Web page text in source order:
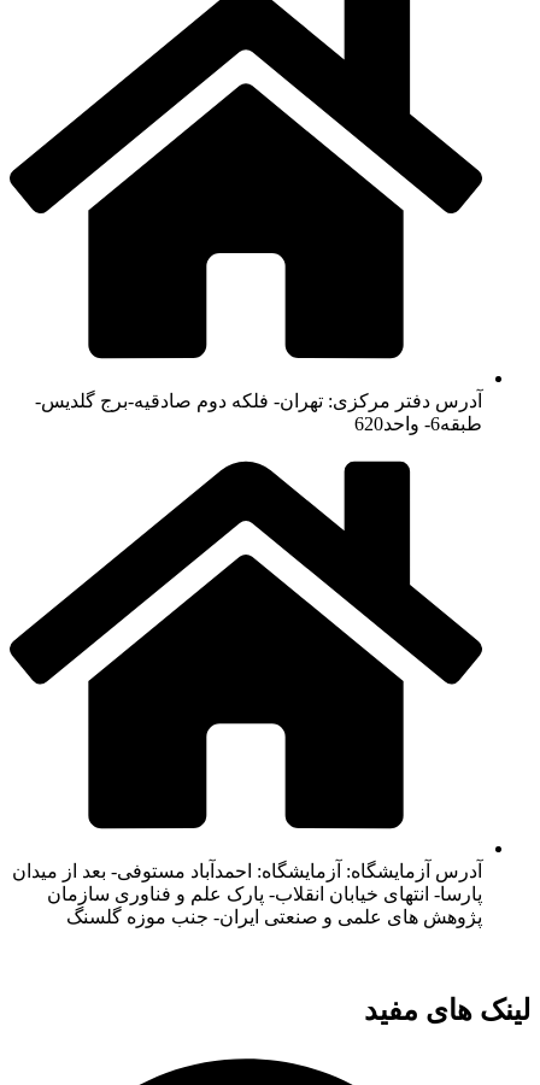
آدرس دفتر مرکزی: تهران- فلکه دوم صادقیه-برج گلدیس-
طبقه6- واحد620
آدرس آزمایشگاه: آزمایشگاه: احمدآباد مستوفی- بعد از میدان
پارسا- انتهای خیابان انقلاب- پارک علم و فناوری سازمان
پژوهش های علمی و صنعتی ایران- جنب موزه گلسنگ
لینک های مفید